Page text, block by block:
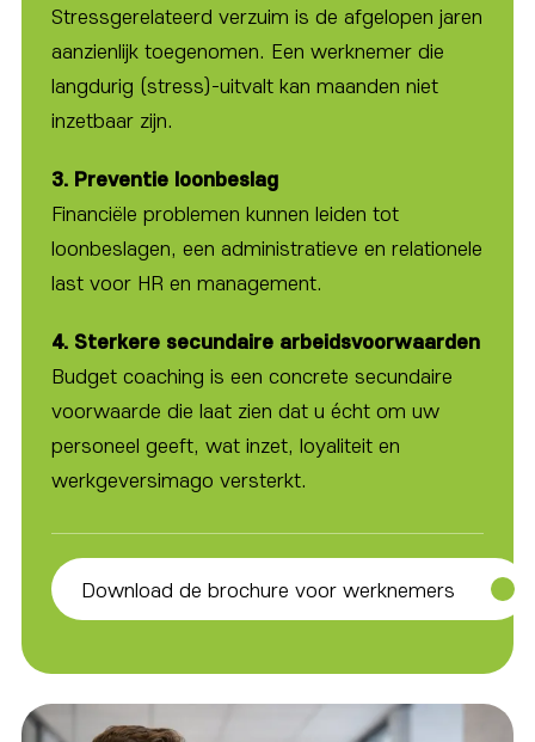
Stressgerelateerd verzuim is de afgelopen jaren
aanzienlijk toegenomen. Een werknemer die
langdurig (stress)-uitvalt kan maanden niet
inzetbaar zijn.
3. Preventie loonbeslag
Financiële problemen kunnen leiden tot
loonbeslagen, een administratieve en relationele
last voor HR en management.
4. Sterkere secundaire arbeidsvoorwaarden
Budget coaching is een concrete secundaire
voorwaarde die laat zien dat u écht om uw
personeel geeft, wat inzet, loyaliteit en
werkgeversimago versterkt.
Download de brochure voor werknemers